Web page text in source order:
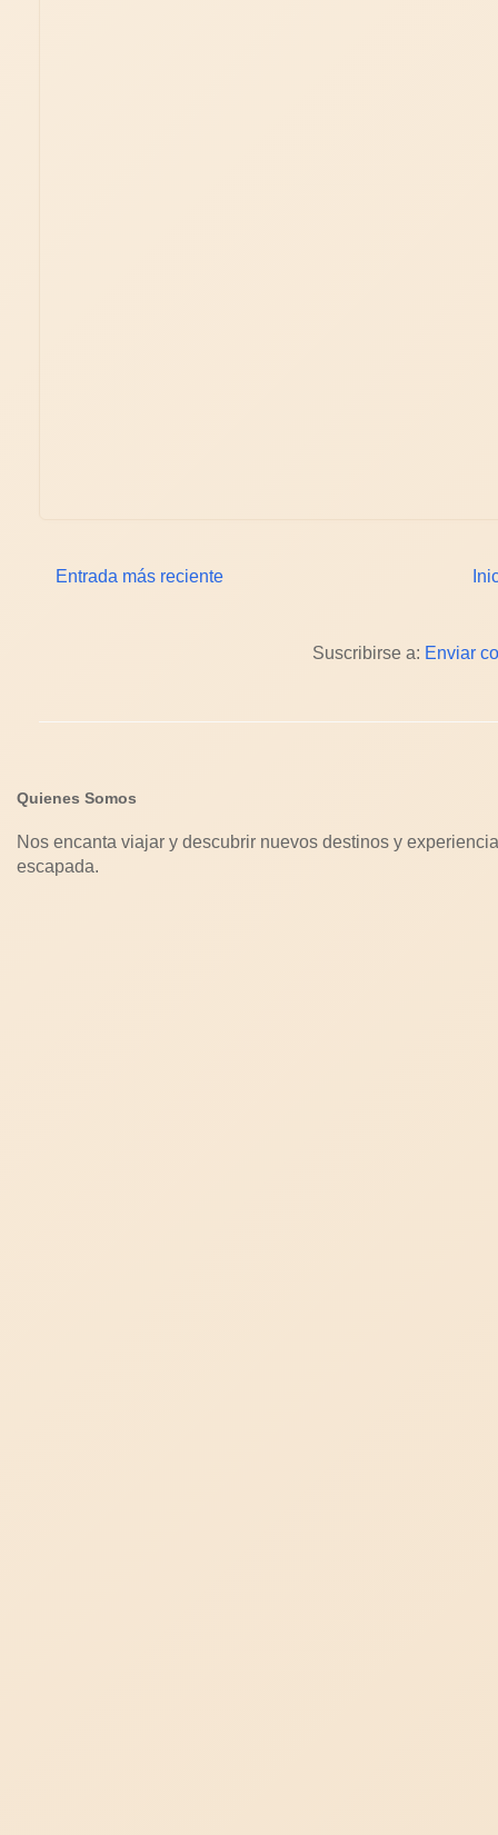
Entrada más reciente
Suscribirse a: Enviar
Quienes Somos
Nos encanta viajar y descubrir nuevos destinos y
escapada.